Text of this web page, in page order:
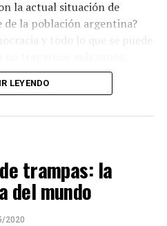
la actual situación de
la población argentina?
y todo lo que se puede
.
es libre. Sólo tenés
de Decí MU
LEYENDO
trampas: la
del mundo
2020